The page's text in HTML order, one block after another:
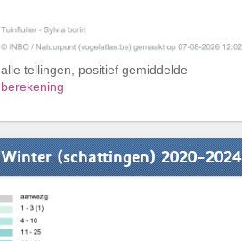
alle tellingen, positief gemiddelde
berekening
Winter (schattingen) 2020-2024